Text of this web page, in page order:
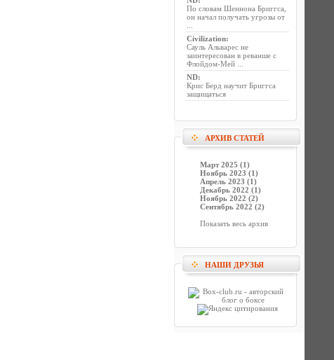
По словам Шеннона Бриггса,
он начал получать угрозы от
Civilization:
Сауль Альварес не
заинтересован в реванше с
Флойдом-Мей ...
ND:
Крис Берд научит Бриггса
защищаться
АРХИВ СТАТЕЙ
Март 2025 (1)
Ноябрь 2023 (1)
Апрель 2023 (1)
Декабрь 2022 (1)
Ноябрь 2022 (2)
Сентябрь 2022 (2)
Показать весь архив
НАШИ ДРУЗЬЯ